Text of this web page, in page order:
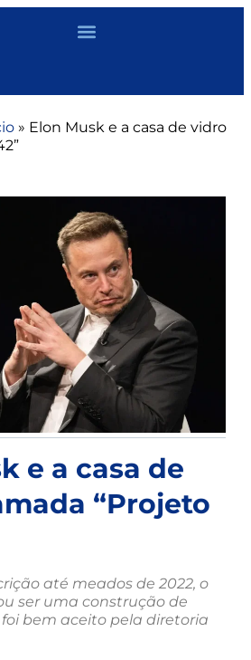
» Elon Musk e a casa de vidro
e a casa de
“Projeto
até meados de 2022, o
ser uma construção de
bem aceito pela diretoria